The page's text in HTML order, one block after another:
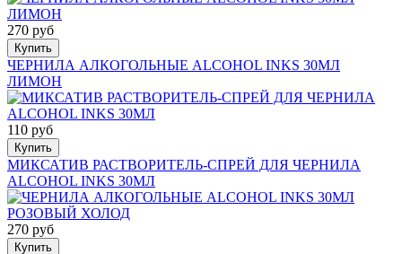
270 руб
Купить
ЧЕРНИЛА АЛКОГОЛЬНЫЕ ALCOHOL INKS 30МЛ
ЛИМОН
110 руб
Купить
МИКСАТИВ РАСТВОРИТЕЛЬ-СПРЕЙ ДЛЯ ЧЕРНИЛА
ALCOHOL INKS 30МЛ
270 руб
Купить